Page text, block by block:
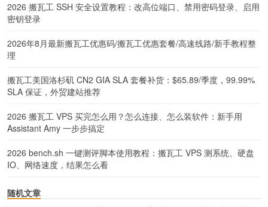
2026 搬瓦工 SSH 安全设置教程：改高位端口、禁用密码登录、启用
密钥登录
2026年8月最新搬瓦工优惠码/搬瓦工优惠套餐/高速线路/新手教程整
理
搬瓦工美国洛杉矶 CN2 GIA SLA 套餐补货：$65.89/季度，99.99%
SLA 保证，外贸建站推荐
2026 搬瓦工 VPS 买完怎么用？怎么连接、怎么装软件：新手用
Assistant Amy 一步步搞定
2026 bench.sh 一键测评脚本使用教程：搬瓦工 VPS 测系统、硬盘
IO、网络速度，结果怎么看
随机文章